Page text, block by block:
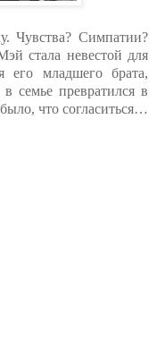
Чувства? Симпатии?
стала невестой для
его младшего брата,
семье превратился в
что согласиться…